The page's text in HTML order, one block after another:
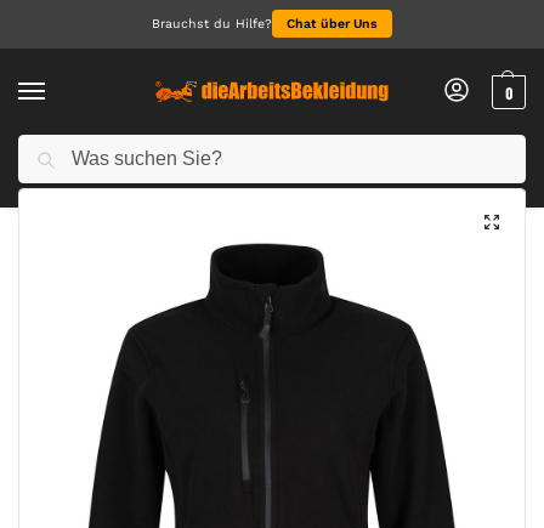
Brauchst du Hilfe? Chat über Uns
0
Start Alle Jacken / Fleece-Jacken